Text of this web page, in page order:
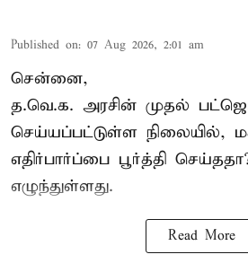
Published on: 07 Aug 2026, 2:01 am
சென்னை,
த.வெ.க. அரசின் முதல்
செய்யப்பட்டுள்ள நிலையில்,
எதிர்பார்ப்பை பூர்த்தி
எழுந்துள்ளது.
Read More